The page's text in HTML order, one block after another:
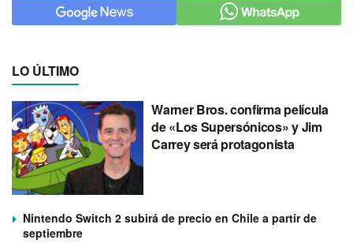
LO ÚLTIMO
Warner Bros. confirma película
de «Los Supersónicos» y Jim
Carrey será protagonista
Nintendo Switch 2 subirá de precio en Chile a partir de
septiembre